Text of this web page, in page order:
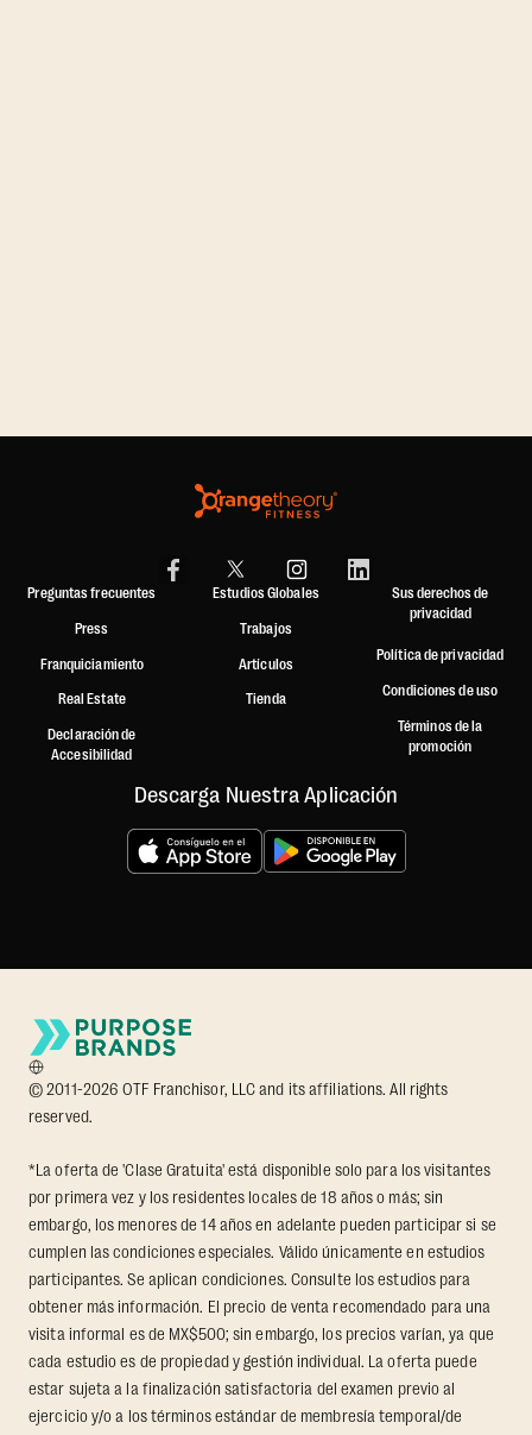
Preguntas frecuentes
Press
Franquiciamiento
Real Estate
Declaración de
Accesibilidad
Estudios Globales
Trabajos
Artículos
Tienda
Sus derechos de
privacidad
Política de privacidad
Condiciones de uso
Términos de la
promoción
Descarga Nuestra Aplicación
© 2011-2026 OTF Franchisor, LLC and its affiliations. All rights
reserved.
*La oferta de 'Clase Gratuita' está disponible solo para los visitantes
por primera vez y los residentes locales de 18 años o más; sin
embargo, los menores de 14 años en adelante pueden participar si se
cumplen las condiciones especiales. Válido únicamente en estudios
participantes. Se aplican condiciones. Consulte los estudios para
obtener más información. El precio de venta recomendado para una
visita informal es de MX$500; sin embargo, los precios varían, ya que
cada estudio es de propiedad y gestión individual. La oferta puede
estar sujeta a la finalización satisfactoria del examen previo al
ejercicio y/o a los términos estándar de membresía temporal/de